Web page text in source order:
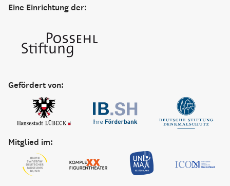
Eine Einrichtung der:
Gefördert von:
Mitglied im: